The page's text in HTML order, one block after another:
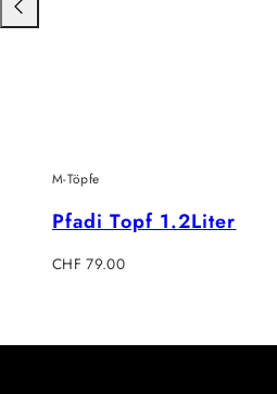
M-Töpfe
Pfadi Topf 1.2Liter
Regulärer
CHF 79.00
Nach
links